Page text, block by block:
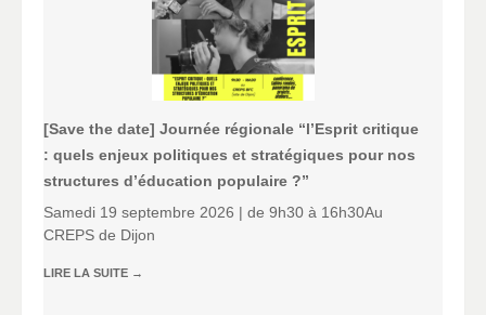
[Save the date] Journée régionale “l’Esprit critique
: quels enjeux politiques et stratégiques pour nos
structures d’éducation populaire ?”
Samedi 19 septembre 2026 | de 9h30 à 16h30Au
CREPS de Dijon
LIRE LA SUITE →